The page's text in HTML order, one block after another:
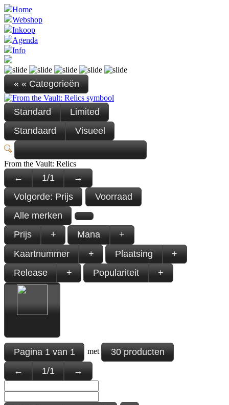
Home
Webshop
Inkoop
Agenda
Info
« « Categorieën
Standard
Limited
Standaard
Visueel
From the Vault: Relics
← 1/1
→
Volgorde: Prijs
Voorraad
Alle merken
Prijs
+ Mana
+
Kaartnummer
+ Plaatsing
+
Release
+ Populariteit +
Pagina1van1 met
30 producten
←
1/1 →